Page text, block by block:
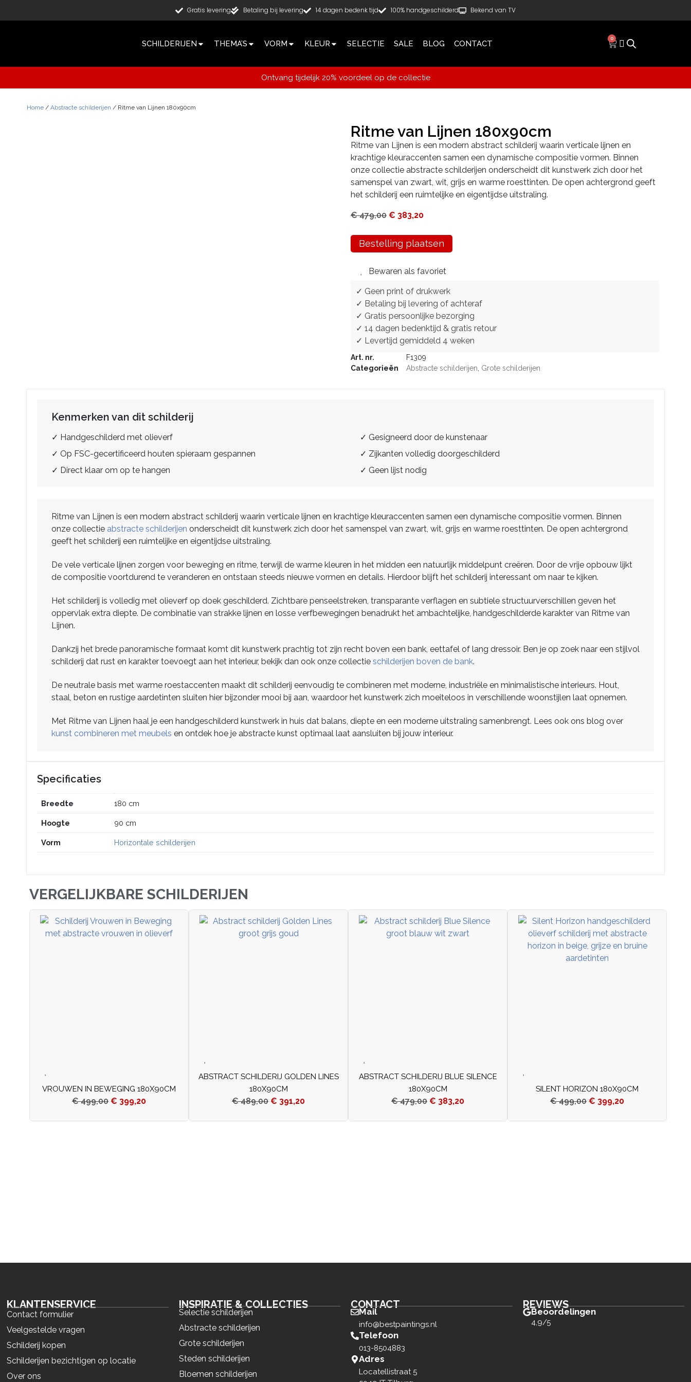
Gratis levering Betaling bij levering 14 dagen bedenk tijd 100% handgeschilderd Bekend van TV
SCHILDERIJEN THEMA’S VORM KLEUR SELECTIE SALE BLOG CONTACT
0
Ontvang tijdelijk 20% voordeel op de collectie
Home / Abstracte schilderijen / Ritme van Lijnen 180x90cm
Ritme van Lijnen 180x90cm
Ritme van Lijnen is een modern abstract schilderij waarin verticale lijnen en
krachtige kleuraccenten samen een dynamische compositie vormen. Binnen
onze collectie abstracte schilderijen onderscheidt dit kunstwerk zich door het
samenspel van zwart, wit, grijs en warme roesttinten. De open achtergrond geeft
het schilderij een ruimtelijke en eigentijdse uitstraling.
€479,00 € 383,20
Bestelling plaatsen
Bewaren als favoriet
✓ Geen print of drukwerk
✓ Betaling bij levering of achteraf
✓ Gratis persoonlijke bezorging
✓ 14 dagen bedenktijd & gratis retour
✓ Levertijd gemiddeld 4 weken
Art. nr.
F1309
Categorieën
Abstracte schilderijen Grote schilderijen
Kenmerken van dit schilderij
✓ Handgeschilderd met olieverf
✓ Gesigneerd door de kunstenaar
✓ Op FSC-gecertificeerd houten spieraam gespannen
✓ Zijkanten volledig doorgeschilderd
✓ Direct klaar om op te hangen
✓ Geen lijst nodig
Ritme van Lijnen is een modern abstract schilderij waarin verticale lijnen en krachtige kleuraccenten samen een dynamische compositie vormen. Binnen
onze collectie abstracte schilderijen onderscheidt dit kunstwerk zich door het samenspel van zwart, wit, grijs en warme roesttinten. De open achtergrond
geeft het schilderij een ruimtelijke en eigentijdse uitstraling.
De vele verticale lijnen zorgen voor beweging en ritme, terwijl de warme kleuren in het midden een natuurlijk middelpunt creëren. Door de vrije opbouw lijkt
de compositie voortdurend te veranderen en ontstaan steeds nieuwe vormen en details. Hierdoor blijft het schilderij interessant om naar te kijken.
Het schilderij is volledig met olieverf op doek geschilderd. Zichtbare penseelstreken, transparante verflagen en subtiele structuurverschillen geven het
oppervlak extra diepte. De combinatie van strakke lijnen en losse verfbewegingen benadrukt het ambachtelijke, handgeschilderde karakter van Ritme van
Lijnen.
Dankzij het brede panoramische formaat komt dit kunstwerk prachtig tot zijn recht boven een bank, eettafel of lang dressoir. Ben je op zoek naar een stijlvol
schilderij dat rust en karakter toevoegt aan het interieur, bekijk dan ook onze collectie schilderijen boven de bank.
De neutrale basis met warme roestaccenten maakt dit schilderij eenvoudig te combineren met moderne, industriële en minimalistische interieurs. Hout,
staal, beton en rustige aardetinten sluiten hier bijzonder mooi bij aan, waardoor het kunstwerk zich moeiteloos in verschillende woonstijlen laat opnemen.
Met Ritme van Lijnen haal je een handgeschilderd kunstwerk in huis dat balans, diepte en een moderne uitstraling samenbrengt. Lees ook ons blog over
kunst combineren met meubels en ontdek hoe je abstracte kunst optimaal laat aansluiten bij jouw interieur.
Specificaties
Breedte 180 cm
Hoogte 90 cm
Vorm Horizontale schilderijen
VERGELIJKBARE SCHILDERIJEN
VROUWEN IN BEWEGING 180X90CM
€499,00 € 399,20
ABSTRACT SCHILDERIJ GOLDEN LINES
180X90CM
€489,00 € 391,20
ABSTRACT SCHILDERIJ BLUE SILENCE
180X90CM
€479,00 € 383,20
SILENT HORIZON 180X90CM
€499,00 € 399,20
KLANTENSERVICE
Contact formulier
Veelgestelde vragen
Schilderij kopen
Schilderijen bezichtigen op locatie
Over ons
INSPIRATIE & COLLECTIES
Selectie schilderijen
Abstracte schilderijen
Grote schilderijen
Steden schilderijen
Bloemen schilderijen
CONTACT
Mail
info@bestpaintings.nl
Telefoon
013-8504883
Adres
Locatellistraat 5
REVIEWS
Beoordelingen
4,9/5